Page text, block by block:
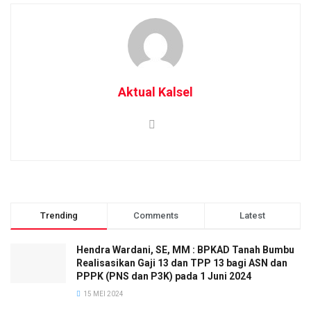
Aktual Kalsel
Trending Comments Latest
Hendra Wardani, SE, MM : BPKAD Tanah Bumbu
Realisasikan Gaji 13 dan TPP 13 bagi ASN dan
PPPK (PNS dan P3K) pada 1 Juni 2024
15 MEI 2024